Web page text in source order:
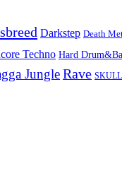
Darkstep Death
Techno Hard
JungleRave